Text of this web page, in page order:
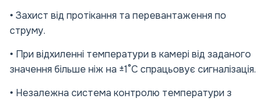
• Захист від протікання та перевантаження по
струму.
• При відхиленні температури в камері від заданого
значення більше ніж на ±1°C спрацьовує сигналізація.
• Незалежна система контролю температури з